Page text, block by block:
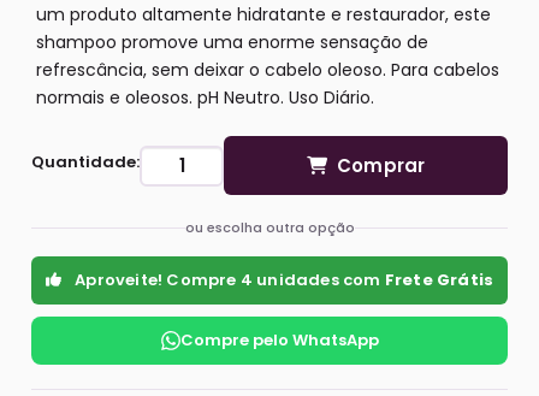
um produto altamente hidratante e restaurador, este
shampoo promove uma enorme sensação de
refrescância, sem deixar o cabelo oleoso. Para cabelos
normais e oleosos. pH Neutro. Uso Diário.
Quantidade: Comprar
ou escolha outra opção
Aproveite! Compre 4 unidades com Frete Grátis
Compre pelo WhatsApp